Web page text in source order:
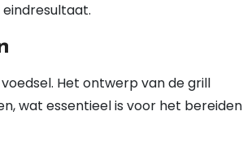
Het ontwerp van de grill
wat essentieel is voor het bereiden